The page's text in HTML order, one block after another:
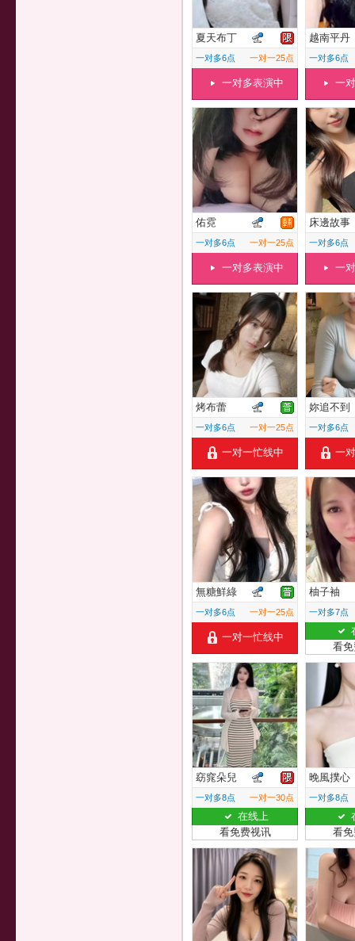
夏天布丁
一对多6点 一对一25点
一对多表演中
越南平丹
一对多6点
一
佑霓
一对多6点 一对一25点
一对多表演中
床邊故事
一对多6点
一
烤布蕾
一对多6点 一对一25点
一对一忙线中
妳追不到
一对多6点
一
無糖鮮綠
一对多6点 一对一25点
一对一忙线中
柚子袖
一对多7点
看
窈窕朵兒
一对多8点 一对一30点
在线上
看免费视讯
晚風撲心
一对多8点
看